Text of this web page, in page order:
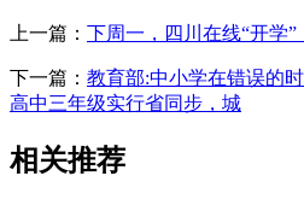
上一篇： 下周一，四川在线“开学
下一篇： 教育部:中小学在错误的
高中三年级实行省同步，城
相关推荐